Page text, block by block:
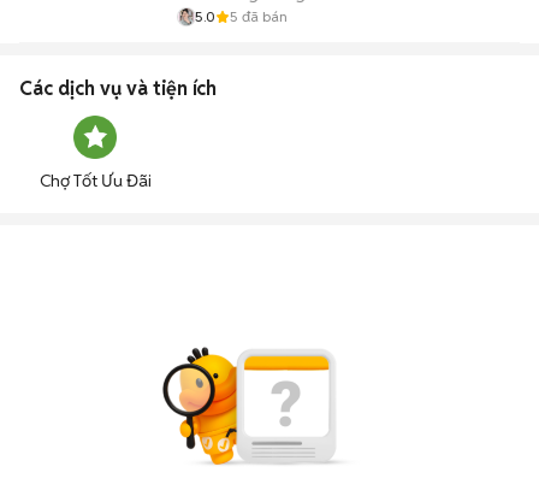
5.0 5 đã bán
Các dịch vụ và tiện ích
Chợ Tốt Ưu Đãi